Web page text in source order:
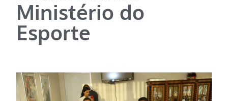
Ministério do
Esporte